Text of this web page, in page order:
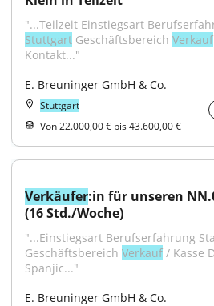
Stuttgart Geschäftsbereich Verkauf
Kontakt..."
E. Breuninger GmbH & Co.
Stuttgart
Von 22.000,00 € bis 43.600,00 €
Verkäufer:in für unseren
(16 Std./Woche)
"...Einstiegsart Berufserfahrung
Geschäftsbereich Verkauf / Kasse
Spanjic..."
E. Breuninger GmbH & Co.